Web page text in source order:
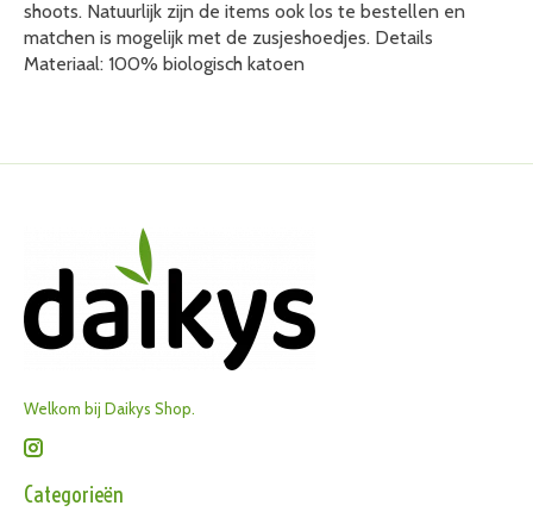
shoots. Natuurlijk zijn de items ook los te bestellen en
matchen is mogelijk met de zusjeshoedjes. Details
Materiaal: 100% biologisch katoen
Welkom bij Daikys Shop.
Categorieën